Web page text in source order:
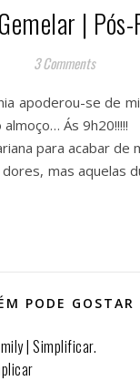
|
3 Comments
apoderou-se de
Ás 9h20!!!!!
para acabar
mas aquelas
PODE GOSTAR
| Simplificar.